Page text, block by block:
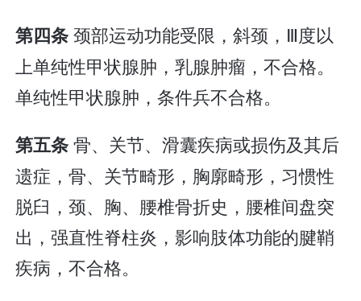
第四条颈部运动功能受限，斜颈，Ⅲ度以
上单纯性甲状腺肿，乳腺肿瘤，不合格。
单纯性甲状腺肿，条件兵不合格。
第五条骨、关节、滑囊疾病或损伤及其后
遗症，骨、关节畸形，胸廓畸形，习惯性
脱臼，颈、胸、腰椎骨折史，腰椎间盘突
出，强直性脊柱炎，影响肢体功能的腱鞘
疾病，不合格。